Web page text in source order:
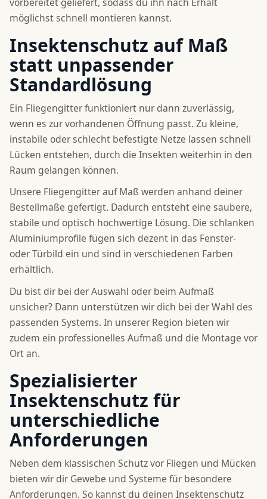
möglichst schnell montieren kannst.
Insektenschutz auf Maß
statt unpassender
Standardlösung
Ein Fliegengitter funktioniert nur dann zuverlässig,
wenn es zur vorhandenen Öffnung passt. Zu kleine,
instabile oder schlecht befestigte Netze lassen schnell
Lücken entstehen, durch die Insekten weiterhin in den
Raum gelangen können.
Unsere Fliegengitter auf Maß werden anhand deiner
Bestellmaße gefertigt. Dadurch entsteht eine saubere,
stabile und optisch hochwertige Lösung. Die schlanken
Aluminiumprofile fügen sich dezent in das Fenster-
oder Türbild ein und sind in verschiedenen Farben
erhältlich.
Du bist dir bei der Auswahl oder beim Aufmaß
unsicher? Dann unterstützen wir dich bei der Wahl des
passenden Systems. In unserer Region bieten wir
zudem ein professionelles Aufmaß und die Montage vor
Ort an.
Spezialisierter
Insektenschutz für
unterschiedliche
Anforderungen
Neben dem klassischen Schutz vor Fliegen und Mücken
bieten wir dir Gewebe und Systeme für besondere
Anforderungen. So kannst du deinen Insektenschutz